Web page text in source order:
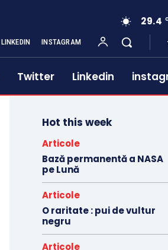
29.4 C
LINKEDIN INSTAGRAM
Twitter Linkedin
Hot this week
Articole
Bază permanentă a NASA
pe Lună
Articole
O raritate : pui de vultur
negru
Articole